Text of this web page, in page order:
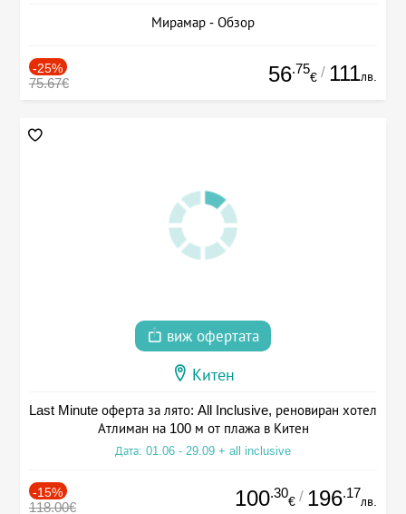
Мирамар - Обзор
-25%
75.67€ 56.75
€ / 111лв.
виж офертата
Китен
Last Minute оферта за лято: All Inclusive, реновиран хотел
Атлиман на 100 м от плажа в Китен
Дата: 01.06 - 29.09 + all inclusive
-15%
118.00€ 100.30
€ / 196.17
лв.